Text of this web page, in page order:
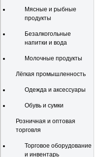
Мясные и рыбные
продукты
Безалкогольные
напитки и вода
Молочные продукты
Лёгкая промышленность
Одежда и аксессуары
Обувь и сумки
Розничная и оптовая
торговля
Торговое оборудование
и инвентарь